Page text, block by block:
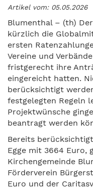
Artikel vom: 05.05.2026
Blumenthal – (th)
kürzlich die
ersten
Vereine und
fristgerecht ihre
eingereicht hatten.
berücksichtigt
festgelegten Regeln
Projektwünsche
beantragt werden
Bereits
Egge mit 3664 Euro,
Kirchengemeinde
Förderverein
Euro und der